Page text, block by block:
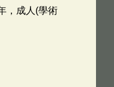
，成人(學術